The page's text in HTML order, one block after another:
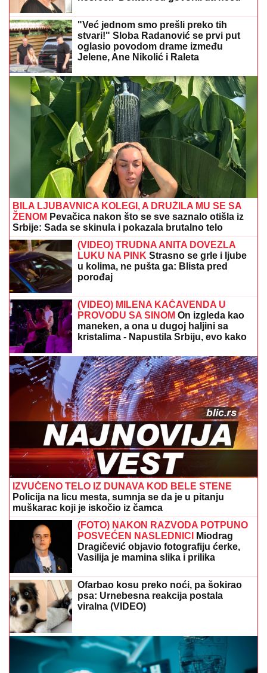
"Već jednom smo prešli preko tih
stvari!" Sloba Radanović se prvi put
oglasio povodom drame između
Jelene, Ane Nikolić i Raleta
BILA LJUBAVNICA KOLEGI, A DRUŽILA MU SE SA
ŽENOM Pevačica nakon što se sve saznalo otišla iz
Srbije: Sada se skinula i pokazala brutalno telo
(VIDEO) TRUDNA ANITA DOVEZLA
LUKU NA PINK Strasno se grle i ljube
u kolima, ne pušta ga: Blista pred
porođaj
(VIDEO) MILENA KAČAVENDA U
PROVODU SA SINOM On izgleda kao
maneken, a ona u dugoj haljini sa
kristalima - Napustila Srbiju, evo kako
IZVUČENO TELO IZ DUNAVA KOD BELE STENE
Policija na licu mesta, sumnja se da je u pitanju
muškarac koji je iskočio iz čamca
(FOTO) NAKON RAZVODA POTPUNO
POSVEĆEN NASLEDNICI
Miodrag
Dragičević objavio fotografiju ćerke,
Vasilija je mamina slika i prilika
Ofarbao kosu preko noći, pa šokirao
psa: Urnebesna reakcija postala
viralna (VIDEO)